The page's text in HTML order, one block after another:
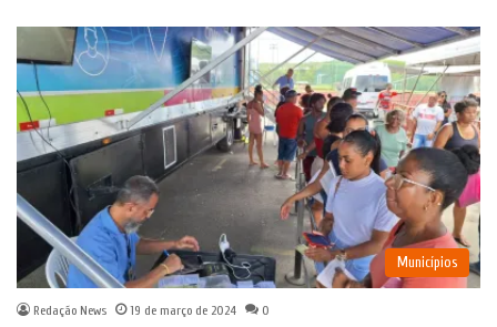
Municípios
Redação News 19 de março de 2024 0